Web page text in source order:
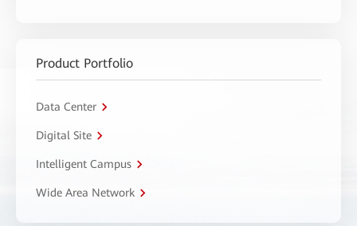
Product Portfolio
Data Center
Digital Site
Intelligent Campus
Wide Area Network